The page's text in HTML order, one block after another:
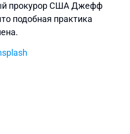
прокурор США Джефф
подобная практика